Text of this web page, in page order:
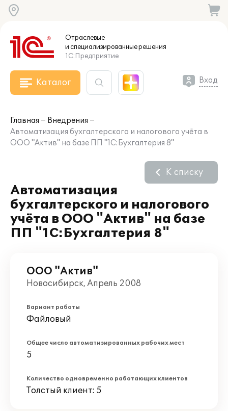
Отраслевые
и специализированныерешения
1С:Предприятие
Каталог Вход
Главная
Внедрения
Автоматизация бухгалтерского и налогового учёта в
ООО "Актив" на базе ПП "1С:Бухгалтерия 8"
Автоматизация
бухгалтерского и налогового
учёта в ООО "Актив" на базе
ПП "1С:Бухгалтерия 8"
К списку
ООО "Актив"
Новосибирск, Апрель 2008
Вариант работы
Файловый
Общее число автоматизированных рабочих мест
5
Количество одновременно работающих клиентов
Толстый клиент: 5